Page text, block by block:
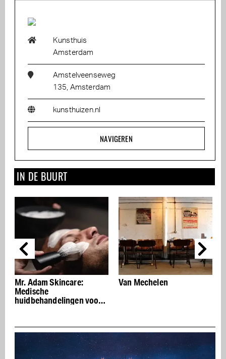
Kunsthuis
Amsterdam
Amstelveenseweg
135, Amsterdam
kunsthuizen.nl
NAVIGEREN
IN DE BUURT
Van Mechelen
The Set Gym in Oud-Zuid: